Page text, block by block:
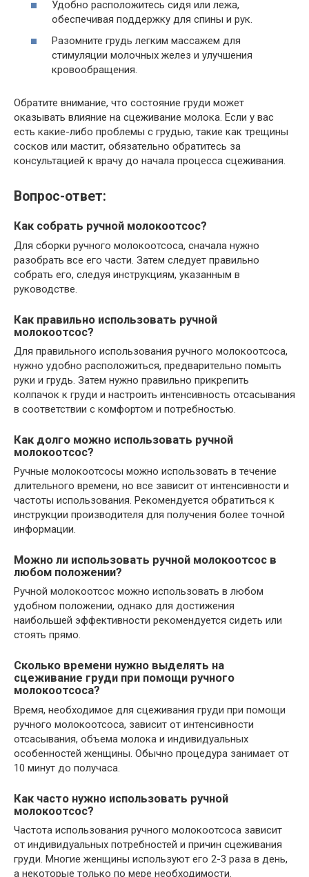
Удобно расположитесь сидя или лежа,
обеспечивая поддержку для спины и рук.
Разомните грудь легким массажем для
стимуляции молочных желез и улучшения
кровообращения.
Обратите внимание, что состояние груди может
оказывать влияние на сцеживание молока. Если у вас
есть какие-либо проблемы с грудью, такие как трещины
сосков или мастит, обязательно обратитесь за
консультацией к врачу до начала процесса сцеживания.
Вопрос-ответ:
Как собрать ручной молокоотсос?
Для сборки ручного молокоотсоса, сначала нужно
разобрать все его части. Затем следует правильно
собрать его, следуя инструкциям, указанным в
руководстве.
Как правильно использовать ручной
молокоотсос?
Для правильного использования ручного молокоотсоса,
нужно удобно расположиться, предварительно помыть
руки и грудь. Затем нужно правильно прикрепить
колпачок к груди и настроить интенсивность отсасывания
в соответствии с комфортом и потребностью.
Как долго можно использовать ручной
молокоотсос?
Ручные молокоотсосы можно использовать в течение
длительного времени, но все зависит от интенсивности и
частоты использования. Рекомендуется обратиться к
инструкции производителя для получения более точной
информации.
Можно ли использовать ручной молокоотсос в
любом положении?
Ручной молокоотсос можно использовать в любом
удобном положении, однако для достижения
наибольшей эффективности рекомендуется сидеть или
стоять прямо.
Сколько времени нужно выделять на
сцеживание груди при помощи ручного
молокоотсоса?
Время, необходимое для сцеживания груди при помощи
ручного молокоотсоса, зависит от интенсивности
отсасывания, объема молока и индивидуальных
особенностей женщины. Обычно процедура занимает от
10 минут до получаса.
Как часто нужно использовать ручной
молокоотсос?
Частота использования ручного молокоотсоса зависит
от индивидуальных потребностей и причин сцеживания
груди. Многие женщины используют его 2-3 раза в день,
а некоторые только по мере необходимости.